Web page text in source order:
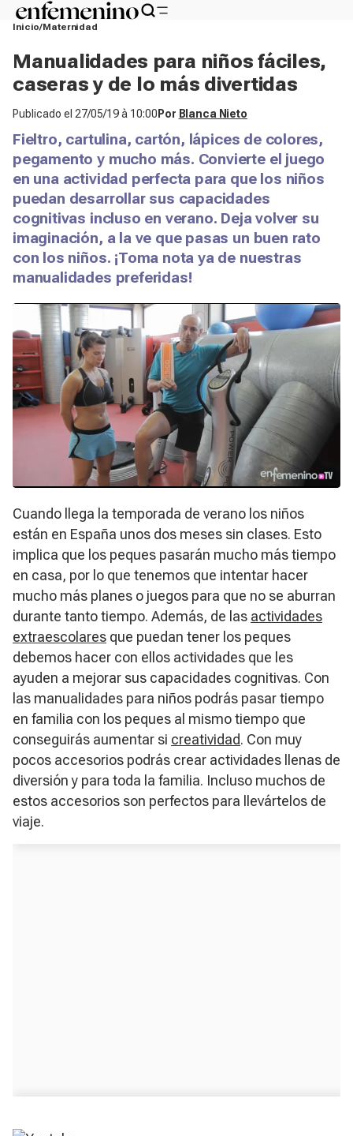
Inicio Maternidad
Manualidades para niños fáciles,
caseras y de lo más divertidas
Publicado el 27/05/19 à 10:00 Por Blanca Nieto
Fieltro, cartulina, cartón, lápices de colores,
pegamento y mucho más. Convierte el juego
en una actividad perfecta para que los niños
puedan desarrollar sus capacidades
cognitivas incluso en verano. Deja volver su
imaginación, a la ve que pasas un buen rato
con los niños. ¡Toma nota ya de nuestras
manualidades preferidas!
Cuando llega la temporada de verano los niños
están en España unos dos meses sin clases. Esto
implica que los peques pasarán mucho más tiempo
en casa, por lo que tenemos que intentar hacer
mucho más planes o juegos para que no se aburran
durante tanto tiempo. Además, de las actividades
extraescolares que puedan tener los peques
debemos hacer con ellos actividades que les
ayuden a mejorar sus capacidades cognitivas. Con
las manualidades para niños podrás pasar tiempo
en familia con los peques al mismo tiempo que
conseguirás aumentar si creatividad. Con muy
pocos accesorios podrás crear actividades llenas de
diversión y para toda la familia. Incluso muchos de
estos accesorios son perfectos para llevártelos de
viaje.